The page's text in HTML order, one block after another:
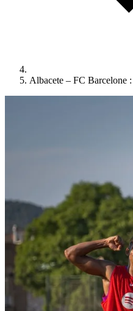
Albacete – FC Barcelone